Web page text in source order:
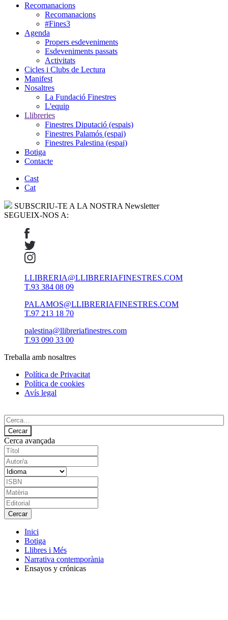
Recomanacions
Recomanacions
#Fines3
Agenda
Propers esdeveniments
Esdeveniments passats
Activitats
Cicles i Clubs de Lectura
Manifest
Nosaltres
La Fundació Finestres
L'equip
Llibreries
Finestres Diputació (espais)
Finestres Palamós (espai)
Finestres Palestina (espai)
Botiga
Contacte
Cast
Cat
SUBSCRIU-TE A LA NOSTRA Newsletter
SEGUEIX-NOS A:
LLIBRERIA@LLIBRERIAFINESTRES.COM
T.93 384 08 09
PALAMOS@LLIBRERIAFINESTRES.COM
T.97 213 18 70
palestina@llibreriafinestres.com
T.93 090 33 00
Treballa amb nosaltres
Política de Privacitat
Política de cookies
Avís legal
Cerca avançada
Inici
Botiga
Llibres i Més
Narrativa contemporània
Ensayos y crónicas